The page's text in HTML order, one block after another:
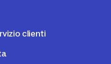
clienti